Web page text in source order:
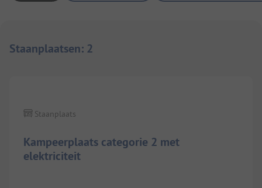
Staanplaatsen: 2
Kampeerplaats categorie 2 met
elektriciteit
Staanplaats